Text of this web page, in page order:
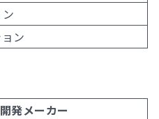
ン
開発メーカー